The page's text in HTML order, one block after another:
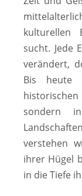
kulturellen
sucht. Jede
verändert,
Bis heute
historischen
sondern
verstehen
ihrer Hügel
in die Tiefe